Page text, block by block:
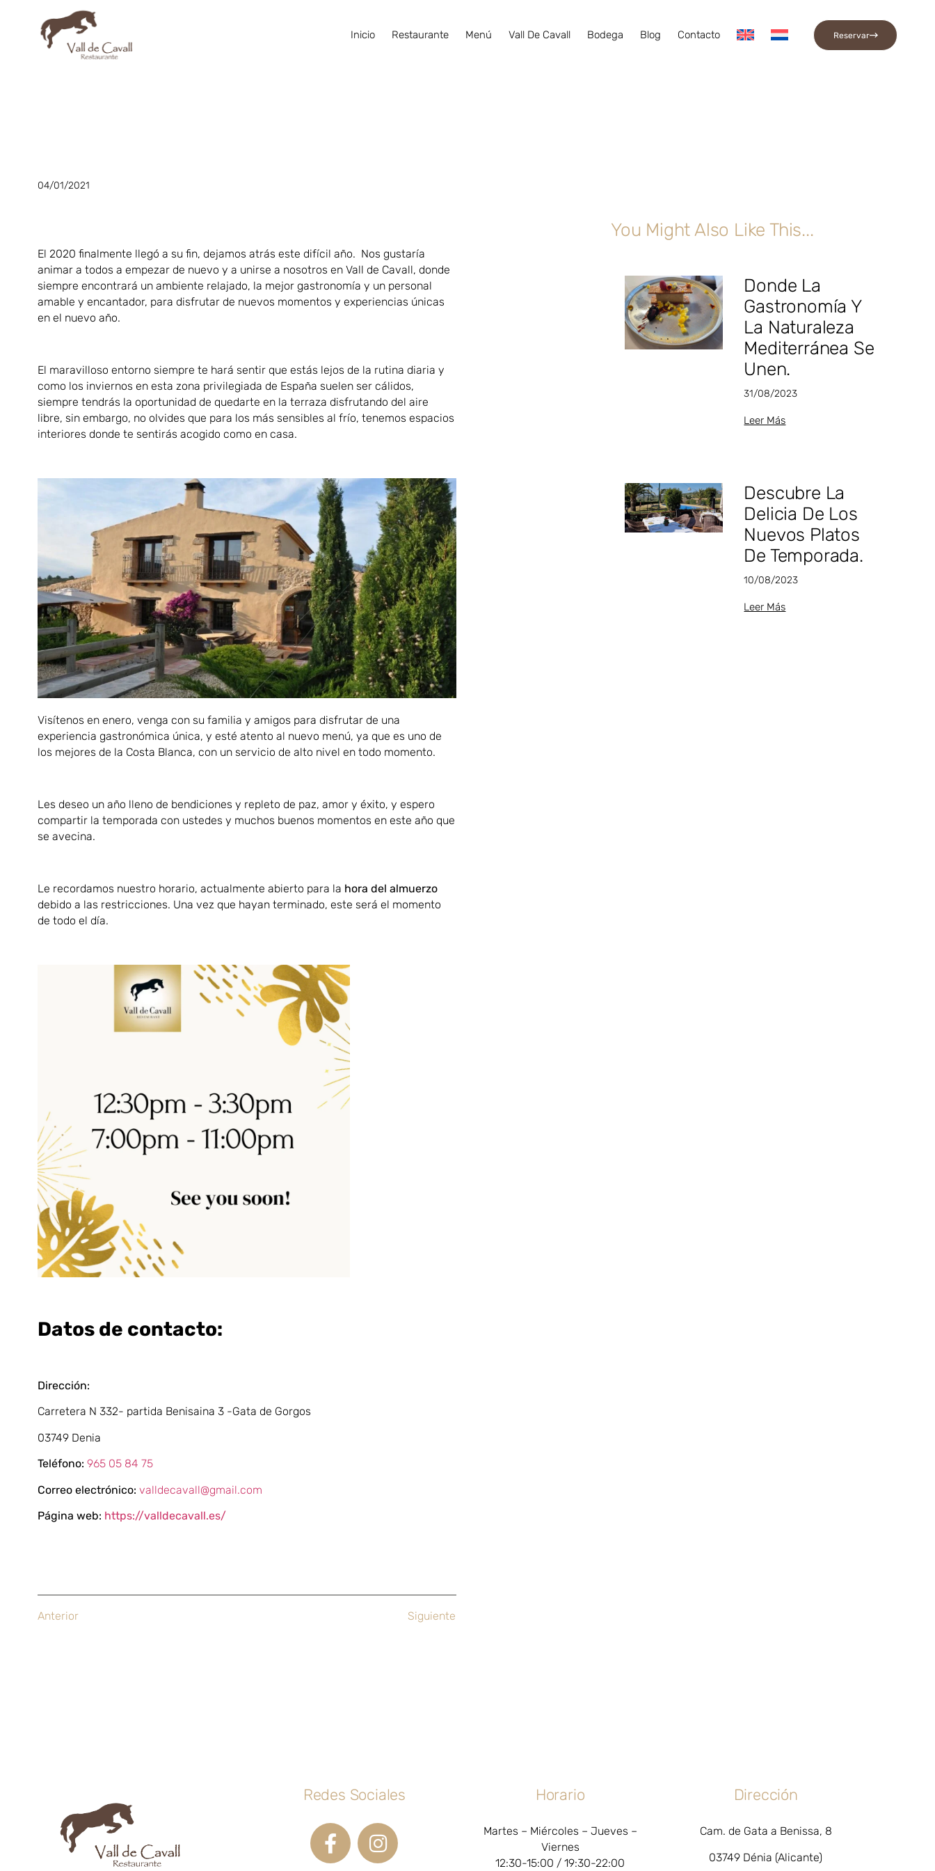
Inicio Restaurante Menú Vall De Cavall Bodega Blog Contacto Reservar
04/01/2021
El 2020 finalmente llegó a su fin, dejamos atrás este difícil año. Nos gustaría
animar a todos a empezar de nuevo y a unirse a nosotros en Vall de Cavall, donde
siempre encontrará un ambiente relajado, la mejor gastronomía y un personal
amable y encantador, para disfrutar de nuevos momentos y experiencias únicas
en el nuevo año.
El maravilloso entorno siempre te hará sentir que estás lejos de la rutina diaria y
como los inviernos en esta zona privilegiada de España suelen ser cálidos,
siempre tendrás la oportunidad de quedarte en la terraza disfrutando del aire
libre, sin embargo, no olvides que para los más sensibles al frío, tenemos espacios
interiores donde te sentirás acogido como en casa.
Visítenos en enero, venga con su familia y amigos para disfrutar de una
experiencia gastronómica única, y esté atento al nuevo menú, ya que es uno de
los mejores de la Costa Blanca, con un servicio de alto nivel en todo momento.
Les deseo un año lleno de bendiciones y repleto de paz, amor y éxito, y espero
compartir la temporada con ustedes y muchos buenos momentos en este año que
se avecina.
Le recordamos nuestro horario, actualmente abierto para la hora del almuerzo
debido a las restricciones. Una vez que hayan terminado, este será el momento
de todo el día.
Datos de contacto:
Dirección:
Carretera N 332- partida Benisaina 3 -Gata de Gorgos
03749 Denia
Teléfono: 965 05 84 75
Correo electrónico: valldecavall@gmail.com
Página web: https://valldecavall.es/
Anterior Siguiente
You Might Also Like This...
Donde La
Gastronomía Y
La Naturaleza
Mediterránea Se
Unen⁣.
31/08/2023
Leer Más
Descubre La
Delicia De Los
Nuevos Platos
De Temporada.⁣
10/08/2023
Leer Más
Redes Sociales Horario
Martes – Miércoles – Jueves –
Viernes
12:30-15:00 / 19:30-22:00
Dirección
Cam. de Gata a Benissa, 8
03749 Dénia (Alicante)